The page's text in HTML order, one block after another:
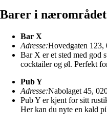
Barer i nærområdet
Bar X
Adresse:Hovedgaten 123,
Bar X er et sted med god
cocktailer og øl. Perfekt
Pub Y
Adresse:Nabolaget 45,
Pub Y er kjent for sitt
Her kan du nyte en kald